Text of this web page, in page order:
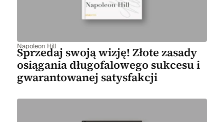
Napoleon Hill
Sprzedaj swoją wizję! Złote zasady
osiągania długofalowego sukcesu i
gwarantowanej satysfakcji